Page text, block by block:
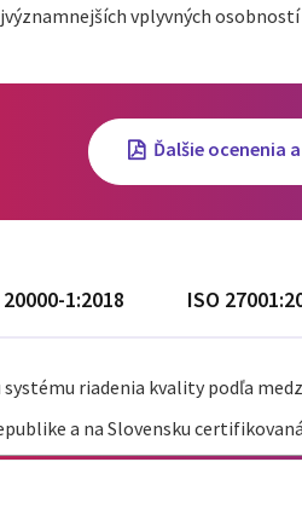
vplyvných
Ďalšie ocenenia
20000-1:2018 ISO
riadenia kvality podľa
a na Slovensku